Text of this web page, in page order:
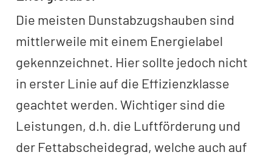
Die meisten Dunstabzugshauben sind
mittlerweile mit einem Energielabel
gekennzeichnet. Hier sollte jedoch nicht
in erster Linie auf die Effizienzklasse
geachtet werden. Wichtiger sind die
Leistungen, d.h. die Luftförderung und
der Fettabscheidegrad, welche auch auf